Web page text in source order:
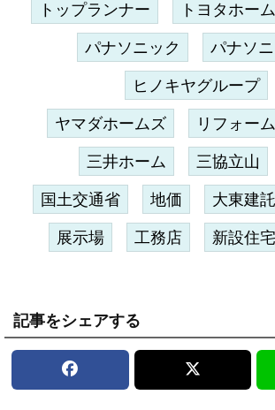
トップランナー トヨタホーム
パナソニック パナソ
ヒノキヤグループ
ヤマダホームズ リフォーム
三井ホーム 三協立山
国土交通省 地価 大東建託
展示場 工務店 新設住
記事をシェアする